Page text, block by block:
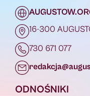
16-300
730 671 077
ODNOŚNIKI